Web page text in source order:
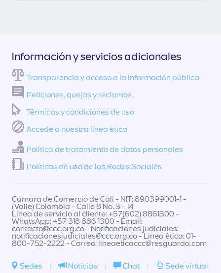
Información y servicios adicionales
Transparencia y acceso a la información pública
Peticiones, quejas y reclamos
Términos y condiciones de uso
Accede a nuestra línea ética
Política de tratamiento de datos personales
Políticas de uso de las Redes Sociales
Cámara de Comercio de Cali - NIT: 890399001-1 -
(Valle) Colombia - Calle 8 No. 3 - 14
Línea de servicio al cliente: +57(602) 8861300 -
WhatsApp: +57 318 886 1300 - Email:
contacto@ccc.org.co- Notificaciones judiciales:
notificacionesjudiciales@ccc.org.co- Línea ética: 01-
800-752-2222 - Correo: lineaeticaccc@resguarda.com
Sedes | Noticias | Chat | Sede virtual